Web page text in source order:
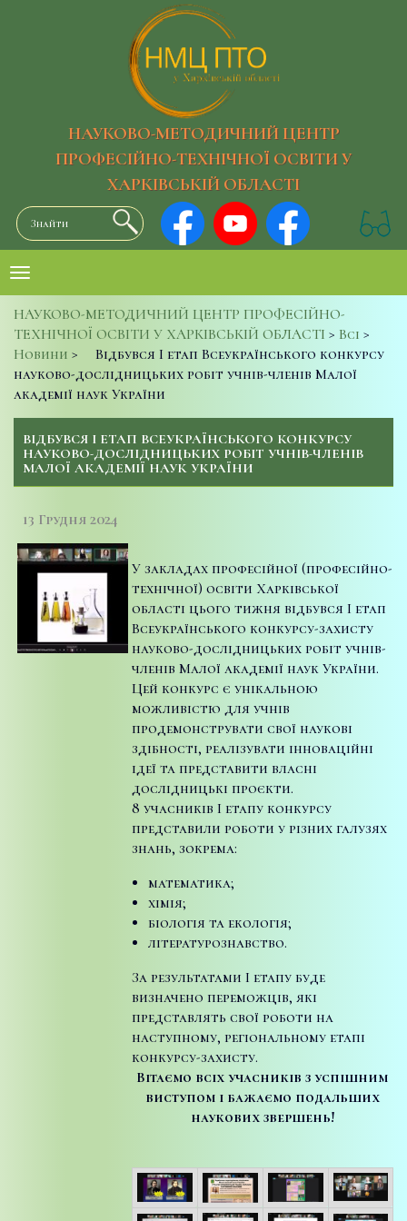
НАУКОВО-МЕТОДИЧНИЙ ЦЕНТР
ПРОФЕСІЙНО-ТЕХНІЧНОЇ ОСВІТИ У
ХАРКІВСЬКІЙ ОБЛАСТІ
НАУКОВО-МЕТОДИЧНИЙ ЦЕНТР ПРОФЕСІЙНО-
ТЕХНІЧНОЇ ОСВІТИ У ХАРКІВСЬКІЙ ОБЛАСТІ > Всі >
Новини >
Відбувся І етап Всеукраїнського конкурсу
науково-дослідницьких робіт учнів-членів Малої
академії наук України
ВІДБУВСЯ І ЕТАП ВСЕУКРАЇНСЬКОГО КОНКУРСУ
НАУКОВО-ДОСЛІДНИЦЬКИХ РОБІТ УЧНІВ-ЧЛЕНІВ
МАЛОЇ АКАДЕМІЇ НАУК УКРАЇНИ
13 Грудня 2024
У закладах професійної (професійно-
технічної) освіти Харківської
області цього тижня відбувся І етап
Всеукраїнського конкурсу-захисту
науково-дослідницьких робіт учнів-
членів Малої академії наук України.
Цей конкурс є унікальною
можливістю для учнів
продемонструвати свої наукові
здібності, реалізувати інноваційні
ідеї та представити власні
дослідницькі проєкти.
8 учасників І етапу конкурсу
представили роботи у різних галузях
знань, зокрема:
математика;
хімія;
біологія та екологія;
літературознавство.
За результатами І етапу буде
визначено переможців, які
представлять свої роботи на
наступному, регіональному етапі
конкурсу-захисту.
Вітаємо всіх учасників з успішним
виступом і бажаємо подальших
наукових звершень!